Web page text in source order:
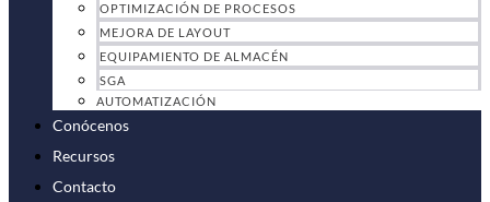
OPTIMIZACIÓN DE PROCESOS
MEJORA DE LAYOUT
EQUIPAMIENTO DE ALMACÉN
SGA
AUTOMATIZACIÓN
Conócenos
Recursos
Contacto